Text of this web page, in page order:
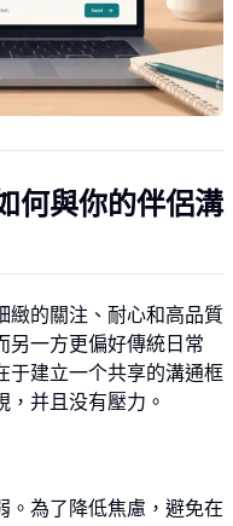
何與你的伴侶溝
緻的關注、耐心和高品質
另一方更偏好傳統日常
于建立一个共享的溝通框
，并且没有壓力。
。為了降低焦慮，避免在